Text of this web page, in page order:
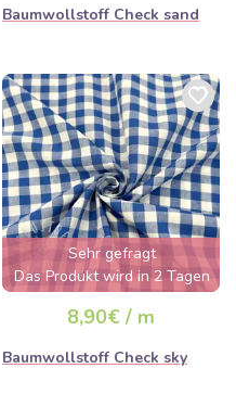
Baumwollstoff Check sand
Sehr gefragt
Das Produkt wird in 2 Tagen
ausverkauft sein
8,90€ / m
Baumwollstoff Check sky